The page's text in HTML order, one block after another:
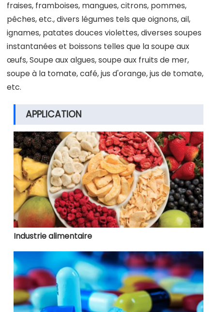
fraises, framboises, mangues, citrons, pommes,
pêches, etc., divers légumes tels que oignons, ail,
ignames, patates douces violettes, diverses soupes
instantanées et boissons telles que la soupe aux
œufs, Soupe aux algues, soupe aux fruits de mer,
soupe à la tomate, café, jus d'orange, jus de tomate,
etc.
APPLICATION
Industrie alimentaire